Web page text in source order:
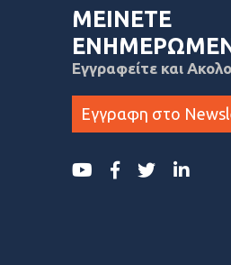
ΜΕΙΝΕΤΕ
Εγγραφείτε και
Εγγραφη στο